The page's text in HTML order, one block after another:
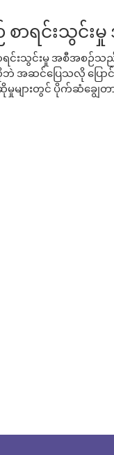
ာရင်းသွင်းမှု
င်းသွင်းမှု အစီအစဉ်သည်
ဘဲ အဆင်ပြေသလို ပြော
ဆိုမှုများတွင် ပိုက်ဆံချွေ